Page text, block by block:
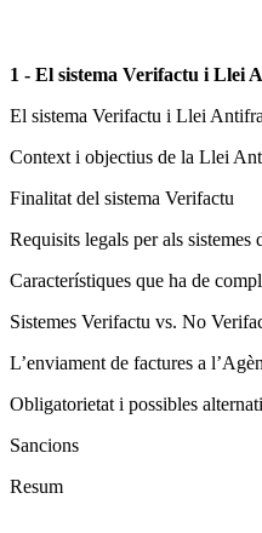
1 - El sistema Verifactu i Llei
El sistema Verifactu i Llei
Context i objectius de la Llei
Finalitat del sistema Verifactu
Requisits legals per als sistemes
Característiques que ha de
Sistemes Verifactu vs. No
L’enviament de factures a
Obligatorietat i possibles
Sancions
Resum